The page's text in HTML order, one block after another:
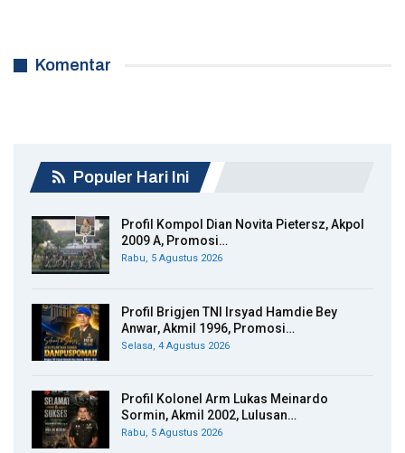
Komentar
Populer Hari Ini
Profil Kompol Dian Novita Pietersz, Akpol
2009 A, Promosi…
Rabu, 5 Agustus 2026
Profil Brigjen TNI Irsyad Hamdie Bey
Anwar, Akmil 1996, Promosi…
Selasa, 4 Agustus 2026
Profil Kolonel Arm Lukas Meinardo
Sormin, Akmil 2002, Lulusan…
Rabu, 5 Agustus 2026